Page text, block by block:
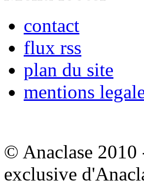
contact
flux rss
plan du site
mentions
© Anaclase 2010
exclusive